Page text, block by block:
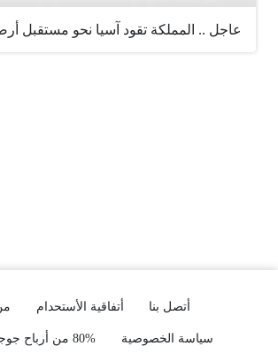
عاجل .. المملكة تقود آسيا نحو مستقبل
أتصل بنا أتفاقية الأستحدام
سياسة الخصوصية 80% من أرباح جوجل أدسنس